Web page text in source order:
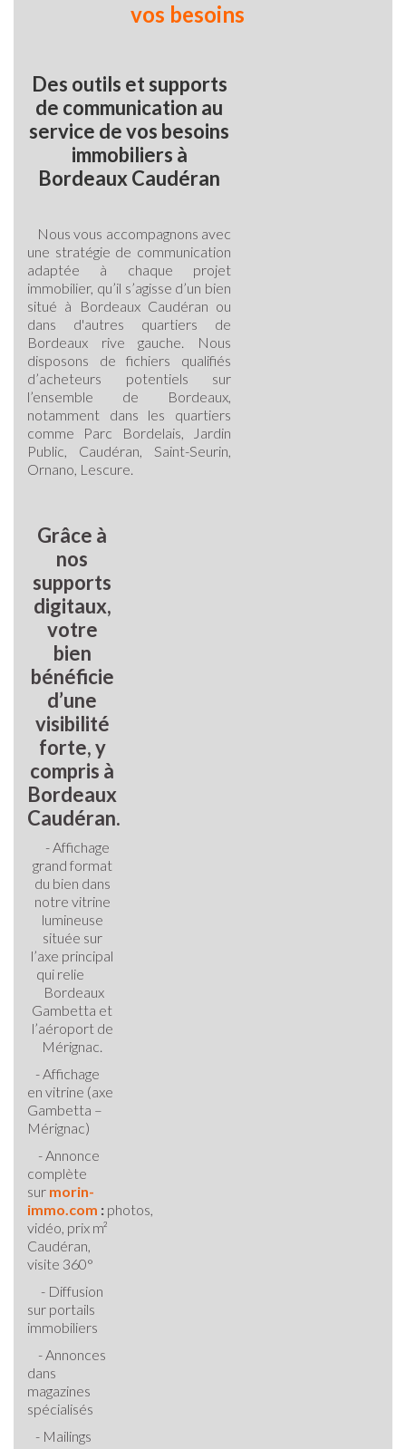
vos besoins
Des outils et supports
de communication au
service de vos besoins
immobiliers à
Bordeaux Caudéran
Nous vous accompagnons avec
une stratégie de communication
adaptée à chaque projet
immobilier, qu’il s’agisse d’un bien
situé à Bordeaux Caudéran ou
dans d'autres quartiers de
Bordeaux rive gauche. Nous
disposons de fichiers qualifiés
d’acheteurs potentiels sur
l’ensemble de Bordeaux,
notamment dans les quartiers
comme Parc Bordelais, Jardin
Public, Caudéran, Saint-Seurin,
Ornano, Lescure.
Grâce à
nos
supports
digitaux,
votre
bien
bénéficie
d’une
visibilité
forte, y
compris à
Bordeaux
Caudéran.
- Affichage
grand format
du bien dans
notre vitrine
lumineuse
située sur
l’axe principal
qui relie
Bordeaux
Gambetta et
l’aéroport de
Mérignac.
- Affichage
en vitrine (axe
Gambetta –
Mérignac)
- Annonce
complète
sur morin-
immo.com : photos,
vidéo, prix m²
Caudéran,
visite 360°
- Diffusion
sur portails
immobiliers
- Annonces
dans
magazines
spécialisés
- Mailings